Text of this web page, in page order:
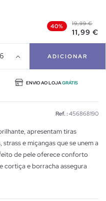
40% 19,99 €
11,99 €
ADICIONAR
ENVIO AO LOJAGRÁTIS
Ref. : 456868190
apresentam tiras
e miçangas que se unem a
de pele oferece conforto
cortiça e borracha assegura